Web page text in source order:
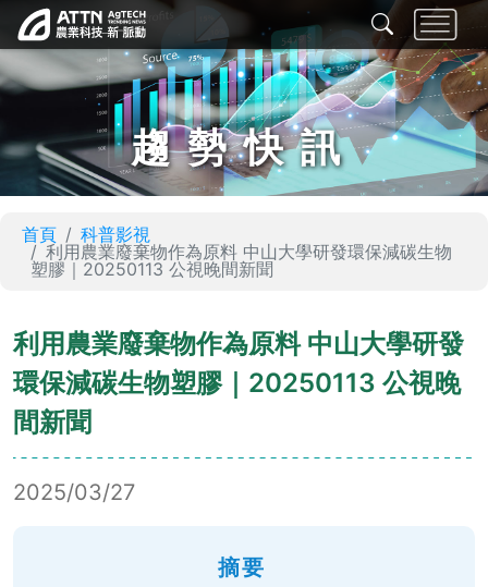
趨勢快訊
首頁
科普影視
利用農業廢棄物作為原料 中山大學研發環保減碳生物
塑膠｜20250113 公視晚間新聞
利用農業廢棄物作為原料 中山大學研發
環保減碳生物塑膠｜20250113 公視晚
間新聞
2025/03/27
摘要